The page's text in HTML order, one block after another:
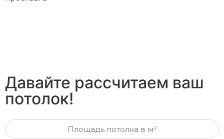
Давайте рассчитаем ваш
потолок!